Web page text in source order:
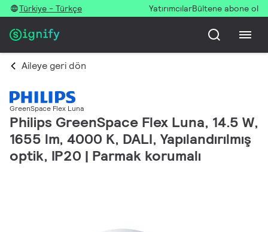
Türkiye - Türkçe YatırımcılarBültene abone ol
Aileye geri dön
GreenSpace Flex Luna
Philips GreenSpace Flex Luna, 14.5 W,
1655 lm, 4000 K, DALI, Yapılandırılmış
optik, IP20 | Parmak korumalı